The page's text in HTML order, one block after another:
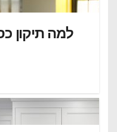
למה תיקון